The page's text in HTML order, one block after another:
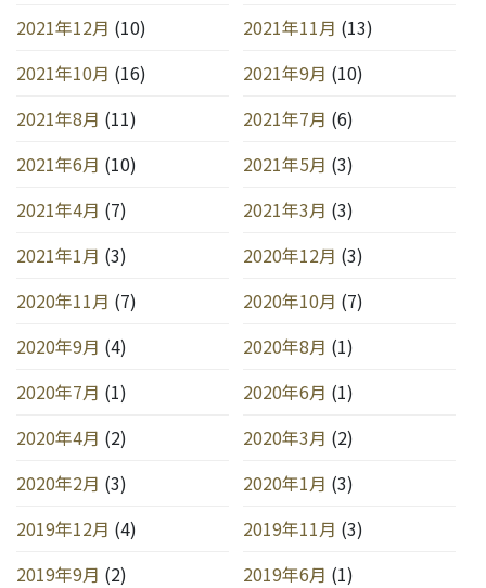
2021年12月 (10) 2021年11月 (13)
2021年10月 (16) 2021年9月 (10)
2021年8月 (11) 2021年7月 (6)
2021年6月 (10) 2021年5月 (3)
2021年4月 (7) 2021年3月 (3)
2021年1月 (3) 2020年12月 (3)
2020年11月 (7) 2020年10月 (7)
2020年9月 (4) 2020年8月 (1)
2020年7月 (1) 2020年6月 (1)
2020年4月 (2) 2020年3月 (2)
2020年2月 (3) 2020年1月 (3)
2019年12月 (4) 2019年11月 (3)
2019年9月 (2) 2019年6月 (1)